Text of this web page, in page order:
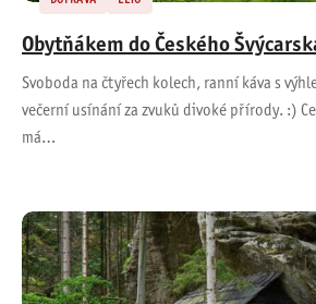
Obytňákem do Českého
Svoboda na čtyřech kolech, ranní káva s
večerní usínání za zvuků divoké přírody. :)
má…